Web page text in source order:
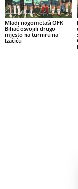
Mladi nogometaši OFK
Bihać osvojili drugo
mjesto na turniru na
Izačiću